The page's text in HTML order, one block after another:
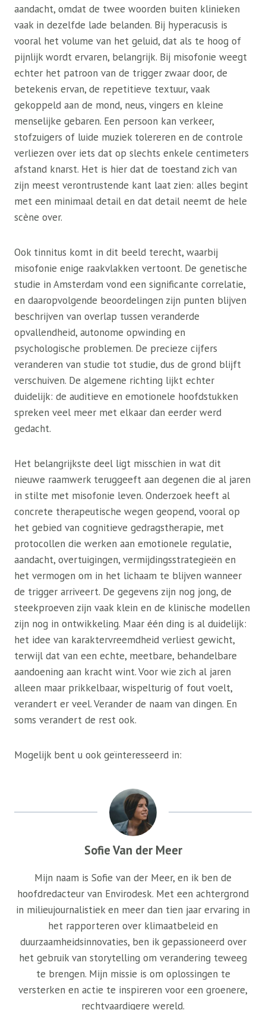
aandacht, omdat de twee woorden buiten klinieken
vaak in dezelfde lade belanden. Bij hyperacusis is
vooral het volume van het geluid, dat als te hoog of
pijnlijk wordt ervaren, belangrijk. Bij misofonie weegt
echter het patroon van de trigger zwaar door, de
betekenis ervan, de repetitieve textuur, vaak
gekoppeld aan de mond, neus, vingers en kleine
menselijke gebaren. Een persoon kan verkeer,
stofzuigers of luide muziek tolereren en de controle
verliezen over iets dat op slechts enkele centimeters
afstand knarst. Het is hier dat de toestand zich van
zijn meest verontrustende kant laat zien: alles begint
met een minimaal detail en dat detail neemt de hele
scène over.
Ook tinnitus komt in dit beeld terecht, waarbij
misofonie enige raakvlakken vertoont. De genetische
studie in Amsterdam vond een significante correlatie,
en daaropvolgende beoordelingen zijn punten blijven
beschrijven van overlap tussen veranderde
opvallendheid, autonome opwinding en
psychologische problemen. De precieze cijfers
veranderen van studie tot studie, dus de grond blijft
verschuiven. De algemene richting lijkt echter
duidelijk: de auditieve en emotionele hoofdstukken
spreken veel meer met elkaar dan eerder werd
gedacht.
Het belangrijkste deel ligt misschien in wat dit
nieuwe raamwerk teruggeeft aan degenen die al jaren
in stilte met misofonie leven. Onderzoek heeft al
concrete therapeutische wegen geopend, vooral op
het gebied van cognitieve gedragstherapie, met
protocollen die werken aan emotionele regulatie,
aandacht, overtuigingen, vermijdingsstrategieën en
het vermogen om in het lichaam te blijven wanneer
de trigger arriveert. De gegevens zijn nog jong, de
steekproeven zijn vaak klein en de klinische modellen
zijn nog in ontwikkeling. Maar één ding is al duidelijk:
het idee van karaktervreemdheid verliest gewicht,
terwijl dat van een echte, meetbare, behandelbare
aandoening aan kracht wint. Voor wie zich al jaren
alleen maar prikkelbaar, wispelturig of fout voelt,
verandert er veel. Verander de naam van dingen. En
soms verandert de rest ook.
Mogelijk bent u ook geïnteresseerd in:
Sofie Van der Meer
Mijn naam is Sofie van der Meer, en ik ben de
hoofdredacteur van Envirodesk. Met een achtergrond
in milieujournalistiek en meer dan tien jaar ervaring in
het rapporteren over klimaatbeleid en
duurzaamheidsinnovaties, ben ik gepassioneerd over
het gebruik van storytelling om verandering teweeg
te brengen. Mijn missie is om oplossingen te
versterken en actie te inspireren voor een groenere,
rechtvaardigere wereld.